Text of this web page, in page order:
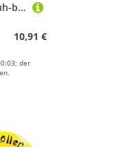
LAPYAPPE 2 Stück Rollschuh-bremsstopper Für Kinder, Rutschfester Ersatz Für Inline-Skate-Bremse, Universeller Bremsblock Für Kinder-Skates, Rollschuh-zubehör
10,91 €
der